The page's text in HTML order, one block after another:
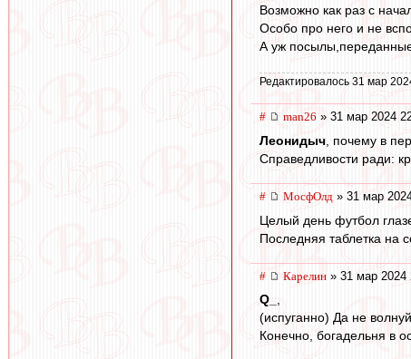
Возможно как раз с
Особо про него и не
А уж посылы,переданные
Редактировалось 31 мар
# man26 » 31 мар 2024
Леонидыч , почему в
Справедливости ради:
# МосфОлд » 31 мар
Целый день футбол
Последняя таблетка на
# Карелин » 31 мар 2024
Q_ ,
(испуганно) Да не
Конечно, богадельня в